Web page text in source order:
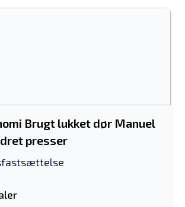
Brugt lukket dør Manuel
presser